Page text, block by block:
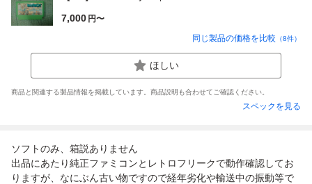
7,000 円〜
同じ製品の価格を比較 （8件）
ほしい
商品と関連する製品情報を掲載しています。商品説明も合わせてご確認ください。
スペックを見る
ソフトのみ、箱説ありません
出品にあたり純正ファミコンとレトロフリークで動作確認してお
りますが、なにぶん古い物ですので経年劣化や輸送中の振動等で